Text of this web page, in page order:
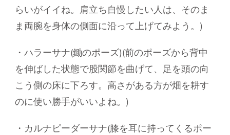
らいがイイね。肩立ち自慢したい人は、そのま
ま両腕を身体の側面に沿って上げてみよう。)
・ハラーサナ(鋤のポーズ)(前のポーズから背中
を伸ばした状態で股関節を曲げて、足を頭の向
こう側の床に下ろす。高さがある方が畑を耕す
のに使い勝手がいいよね。)
・カルナピーダーサナ(膝を耳に持ってくるポー